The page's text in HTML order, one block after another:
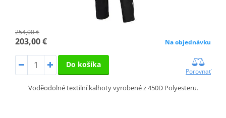
254,00 €
203,00 € Na objednávku
Do košíka
Porovnať
Voděodolné textilní kalhoty vyrobené z 450D Polyesteru.